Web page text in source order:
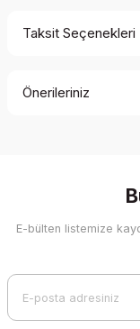
Taksit Seçenekleri
Önerileriniz
Görüş ve
Ürün resmi
E-bülten listemize